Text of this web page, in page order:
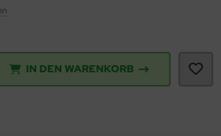
IN DEN WARENKORB